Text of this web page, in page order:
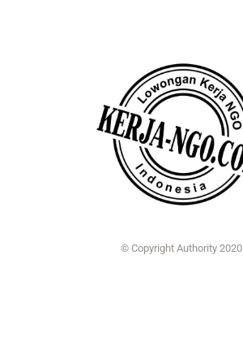
© Copyright Authority 2020